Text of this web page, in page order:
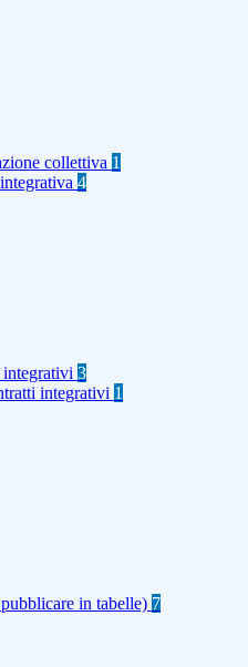
collettiva 1
4
3
integrativi 1
in tabelle) 7